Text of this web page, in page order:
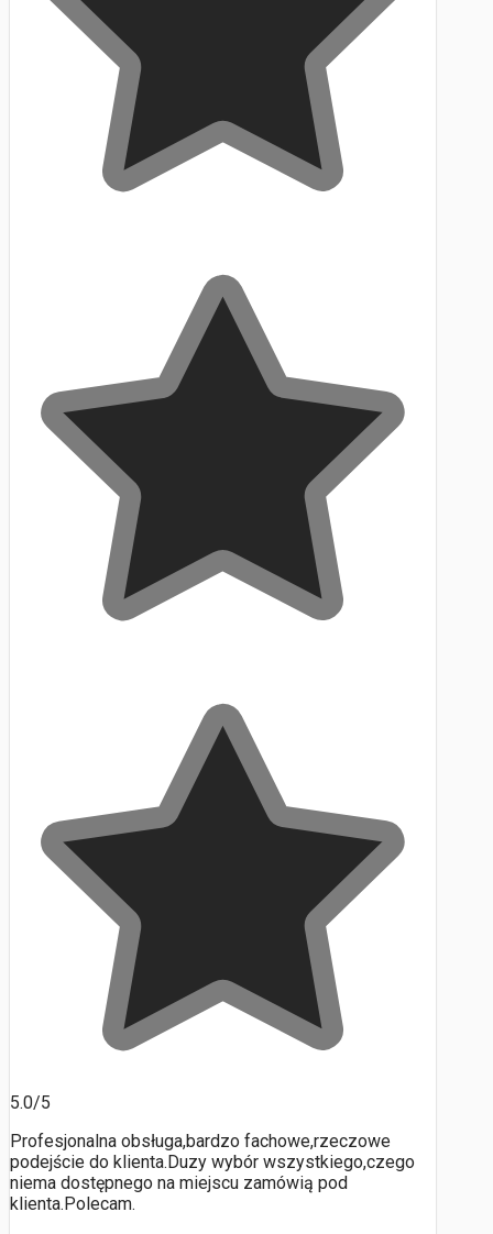
5.0/5
Profesjonalna obsługa,bardzo fachowe,rzeczowe
podejście do klienta.Duzy wybór wszystkiego,czego
niema dostępnego na miejscu zamówią pod
klienta.Polecam.